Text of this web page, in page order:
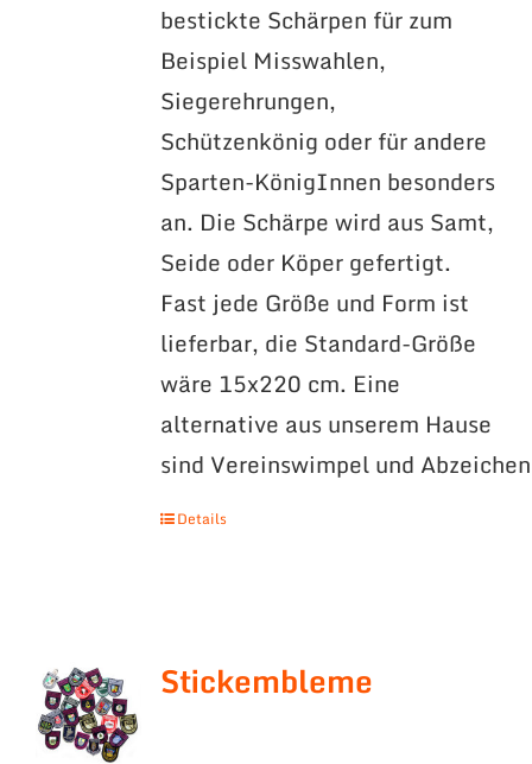
bestickte Schärpen für zum
Beispiel Misswahlen,
Siegerehrungen,
Schützenkönig oder für andere
Sparten-KönigInnen besonders
an. Die Schärpe wird aus Samt,
Seide oder Köper gefertigt.
Fast jede Größe und Form ist
lieferbar, die Standard-Größe
wäre 15x220 cm. Eine
alternative aus unserem Hause
sind Vereinswimpel und
Details
Stickembleme